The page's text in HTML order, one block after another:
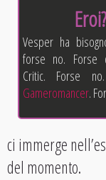
Eroi?
Vesper ha
forse no. Forse
Critic. Forse
Gameromancer.
ci immerge
del momento.